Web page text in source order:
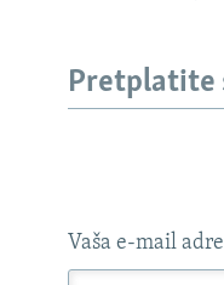
Pretplatite
Vaša e-mail